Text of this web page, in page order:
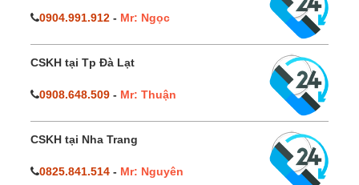
0904.991.912 - Mr: Ngọc
CSKH tại Tp Đà Lạt
0908.648.509 - Mr: Thuận
CSKH tại Nha Trang
0825.841.514 - Mr: Nguyên